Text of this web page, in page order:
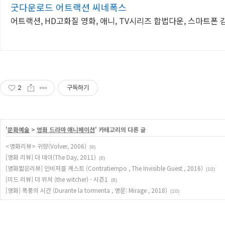
굿다운로드 어트랙션 씨네폭스
어트랙션, HD고화질 영화, 애니, TV시리즈 합법다운, 스마트폰
2 구독하기
'문화예술 > 영화 드라마 애니메이션' 카테고리의 다른 글
<영화리뷰> 귀향(Volver, 2006)
(9)
[영화 리뷰] 더 데이(The Day, 2011) (8)
[영화짧은리뷰] 인비저블 게스트 (Contratiempo , The Invisible Guest , 2016) (10)
[미드 리뷰] 더 위쳐 (the witcher) - 시즌1 (8)
[영화] 폭풍의 시간 (Durante la tormenta , 영문: Mirage , 2018) (10)